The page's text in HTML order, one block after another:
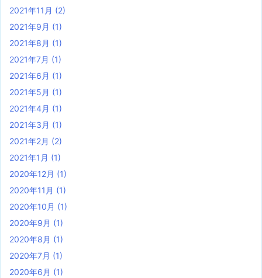
2021年11月 (2)
2021年9月 (1)
2021年8月 (1)
2021年7月 (1)
2021年6月 (1)
2021年5月 (1)
2021年4月 (1)
2021年3月 (1)
2021年2月 (2)
2021年1月 (1)
2020年12月 (1)
2020年11月 (1)
2020年10月 (1)
2020年9月 (1)
2020年8月 (1)
2020年7月 (1)
2020年6月 (1)